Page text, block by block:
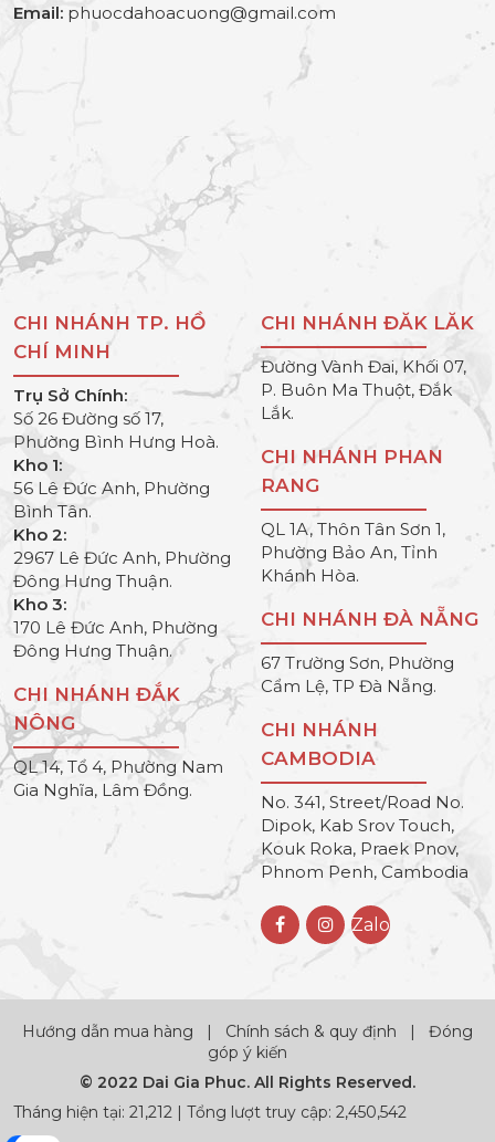
Email: phuocdahoacuong@gmail.com
CHI NHÁNH TP. HỒ
CHÍ MINH
Trụ Sở Chính:
Số 26 Đường số 17,
Phường Bình Hưng Hoà.
Kho 1:
56 Lê Đức Anh, Phường
Bình Tân.
Kho 2:
2967 Lê Đức Anh, Phường
Đông Hưng Thuận.
Kho 3:
170 Lê Đức Anh, Phường
Đông Hưng Thuận.
CHI NHÁNH ĐẮK
NÔNG
QL 14, Tổ 4, Phường Nam
Gia Nghĩa, Lâm Đồng.
CHI NHÁNH ĐĂK LĂK
Đường Vành Đai, Khối 07,
P. Buôn Ma Thuột, Đắk
Lắk.
CHI NHÁNH PHAN
RANG
QL 1A, Thôn Tân Sơn 1,
Phường Bảo An, Tỉnh
Khánh Hòa.
CHI NHÁNH ĐÀ NẴNG
67 Trường Sơn, Phường
Cẩm Lệ, TP Đà Nẵng.
CHI NHÁNH
CAMBODIA
No. 341, Street/Road No.
Dipok, Kab Srov Touch,
Kouk Roka, Praek Pnov,
Phnom Penh, Cambodia
Zalo
Hướng dẫn mua hàng | Chính sách & quy định | Đóng
góp ý kiến
© 2022 Dai Gia Phuc. All Rights Reserved.
Tháng hiện tại: 21,212 | Tổng lượt truy cập: 2,450,542